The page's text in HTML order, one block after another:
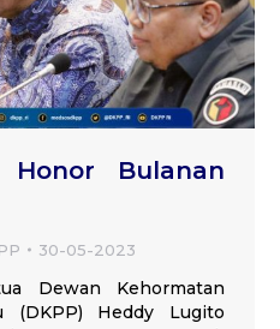
Honor Bulanan
30-05-2023
Dewan Kehormatan
(DKPP) Heddy Lugito